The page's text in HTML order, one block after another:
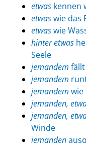
etwas kennen
etwaswie das
etwaswie
hinter etwas
Seele
jemandem fällt
jemandem
jemandem wie
jemanden,
jemanden,
Winde
jemanden